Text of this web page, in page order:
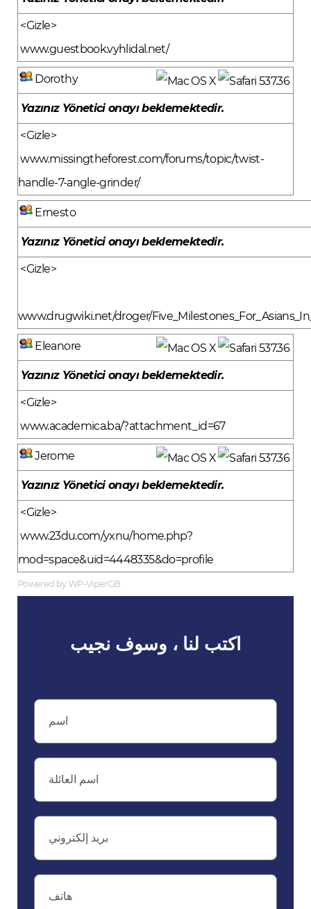
<Gizle>
www.guestbook.vyhlidal.net/
Dorothy
Yazınız Yönetici onayı beklemektedir.
<Gizle>
www.missingtheforest.com/forums/topic/twist-
handle-7-angle-grinder/
Ernesto
Yazınız Yönetici onayı beklemektedir.
<Gizle>
www.drugwiki.net/droger/
Eleanore
Yazınız Yönetici onayı beklemektedir.
<Gizle>
www.academica.ba/?attachment_id=67
Jerome
Yazınız Yönetici onayı beklemektedir.
<Gizle>
www.23du.com/yxnu/home.php?
mod=space&uid=4448335&do=profile
Powered by WP-ViperGB
اكتب لنا ، وسوف نجيب